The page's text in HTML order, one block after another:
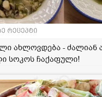
რეცეპტი
ახლოვდება - ძალიან
სოკოს ჩაქაფული!